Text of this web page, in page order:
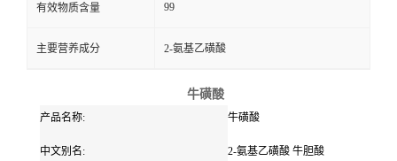
有效物质含量 99
主要营养成分 2-氨基乙磺酸
牛磺酸
产品名称: 牛磺酸
中文别名: 2-氨基乙磺酸 牛胆酸